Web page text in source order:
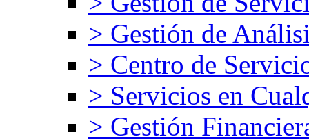
> Gestión de
> Centro de
> Servicios en
> Gestión